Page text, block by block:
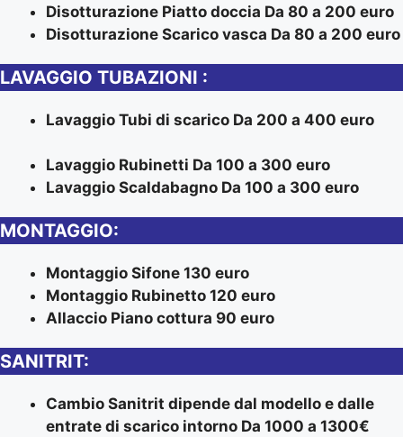
Disotturazione Piatto doccia Da 80 a 200 euro
Disotturazione Scarico vasca Da 80 a 200 euro
LAVAGGIO TUBAZIONI :
Lavaggio Tubi di scarico Da 200 a 400 euro
Lavaggio Rubinetti Da 100 a 300 euro
Lavaggio Scaldabagno Da 100 a 300 euro
MONTAGGIO:
Montaggio Sifone 130 euro
Montaggio Rubinetto 120 euro
Allaccio Piano cottura 90 euro
SANITRIT:
Cambio Sanitrit dipende dal modello e dalle
entrate di scarico intorno Da 1000 a 1300€